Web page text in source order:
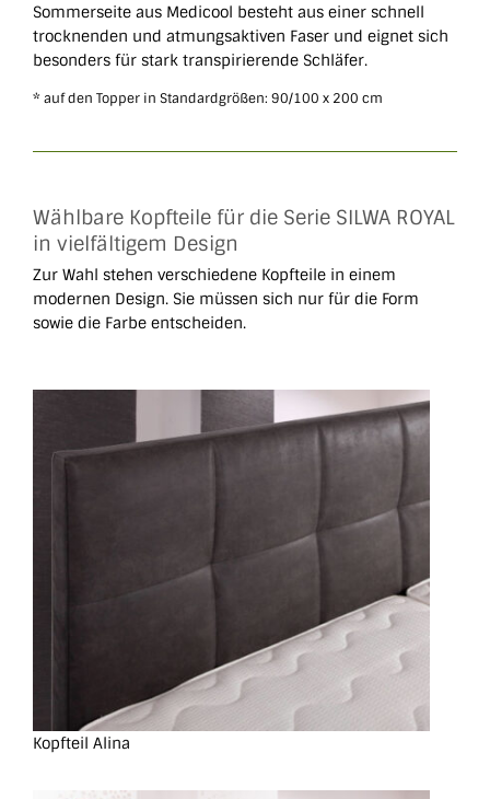
Sommerseite aus Medicool besteht aus einer schnell
trocknenden und atmungsaktiven Faser und eignet sich
besonders für stark transpirierende Schläfer.
* auf den Topper in Standardgrößen: 90/100 x 200 cm
Wählbare Kopfteile für die Serie SILWA ROYAL
in vielfältigem Design
Zur Wahl stehen verschiedene Kopfteile in einem
modernen Design. Sie müssen sich nur für die Form
sowie die Farbe entscheiden.
Kopfteil Alina